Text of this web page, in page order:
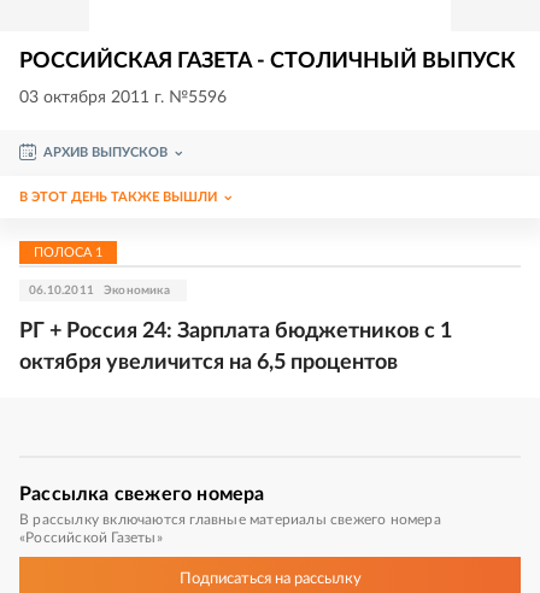
РОССИЙСКАЯ ГАЗЕТА - СТОЛИЧНЫЙ ВЫПУСК
03 октября 2011 г. №5596
АРХИВ ВЫПУСКОВ
В ЭТОТ ДЕНЬ ТАКЖЕ ВЫШЛИ
ПОЛОСА 1
06.10.2011 Экономика
РГ + Россия 24: Зарплата бюджетников с 1
октября увеличится на 6,5 процентов
Рассылка свежего номера
В рассылку включаются главные материалы свежего номера
«Российской Газеты»
Подписатьсяна рассылку